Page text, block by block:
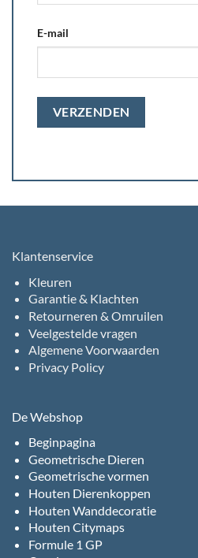
E-mail
Klantenservice
Kleuren
Garantie & Klachten
Retourneren & Omruilen
Veelgestelde vragen
Algemene Voorwaarden
Privacy Policy
De Webshop
Beginpagina
Geometrische Dieren
Geometrische vormen
Houten Dierenkoppen
Houten Wanddecoratie
Houten Citymaps
Formule 1 GP